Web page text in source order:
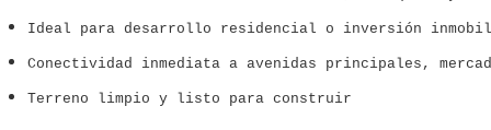
Ideal para desarrollo residencial o inversión
Conectividad inmediata a avenidas principales,
Terreno limpio y listo para construir